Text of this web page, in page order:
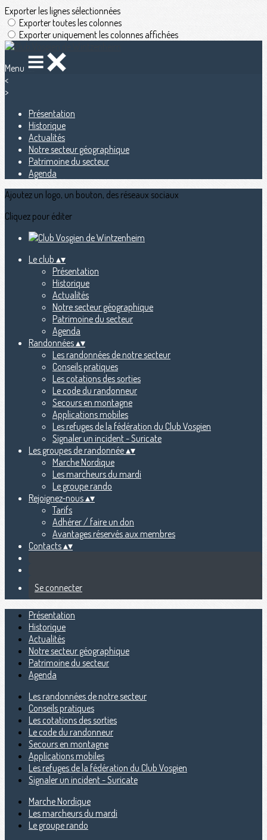
Exporter les lignes sélectionnées
Exporter toutes les colonnes
Exporter uniquement les colonnes affichées
Menu
<
>
Présentation
Historique
Actualités
Notre secteur géographique
Patrimoine du secteur
Agenda
Ajoutez un logo, un bouton, des réseaux sociaux
Cliquez pour éditer
Le club ▴▾
Présentation
Historique
Actualités
Notre secteur géographique
Patrimoine du secteur
Agenda
Randonnées▴▾
Les randonnées de notre secteur
Conseils pratiques
Les cotations des sorties
Le code du randonneur
Secours en montagne
Applications mobiles
Les refuges de la fédération du Club Vosgien
Signaler un incident - Suricate
Les groupes de randonnée▴▾
Marche Nordique
Les marcheurs du mardi
Le groupe rando
Rejoignez-nous▴▾
Tarifs
Adhérer / faire un don
Avantages réservés aux membres
Contacts▴▾
Se connecter
Présentation
Historique
Actualités
Notre secteur géographique
Patrimoine du secteur
Agenda
Les randonnées de notre secteur
Conseils pratiques
Les cotations des sorties
Le code du randonneur
Secours en montagne
Applications mobiles
Les refuges de la fédération du Club Vosgien
Signaler un incident - Suricate
Marche Nordique
Les marcheurs du mardi
Le groupe rando